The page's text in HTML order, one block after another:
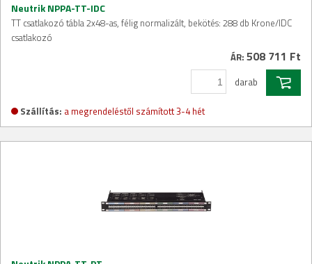
Neutrik NPPA-TT-IDC
TT csatlakozó tábla 2x48-as, félig normalizált, bekötés: 288 db Krone/IDC
csatlakozó
ÁR: 508 711 Ft
darab
Szállítás: a megrendeléstől számított 3-4 hét